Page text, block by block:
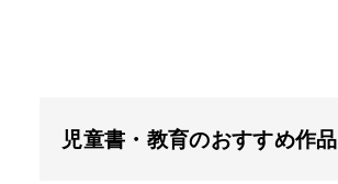
児童書・教育のおすすめ作品